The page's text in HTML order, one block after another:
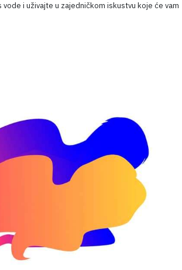
i uživajte u zajedničkom iskustvu koje će vam